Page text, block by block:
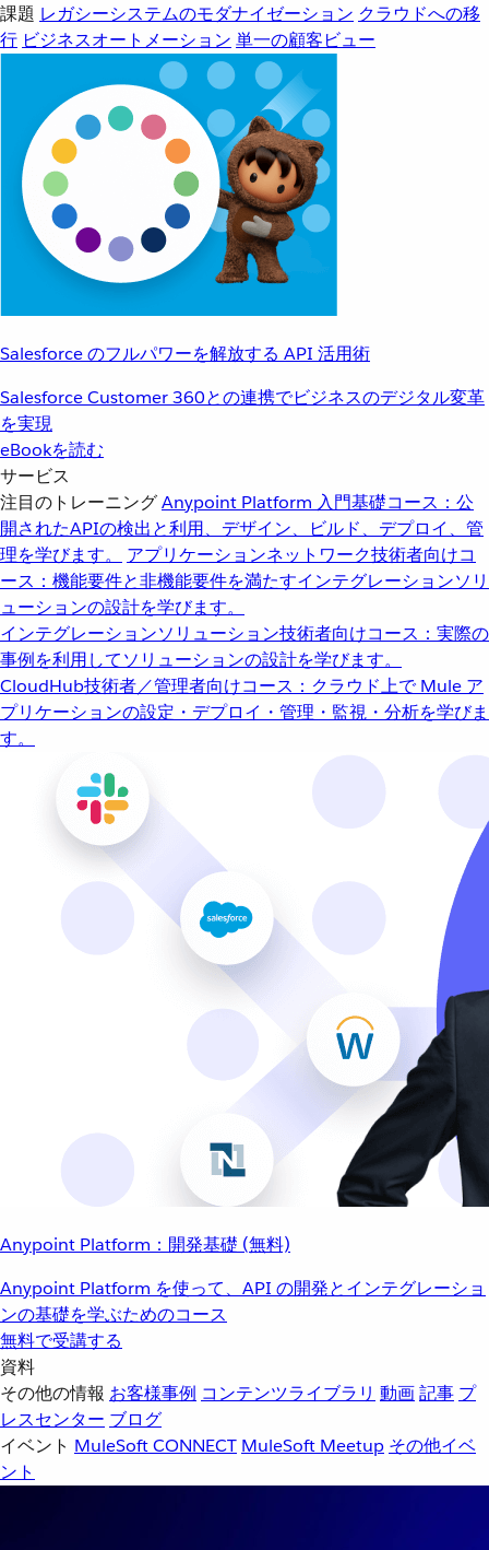
課題 レガシーシステムのモダナイゼーション クラウドへの移
行 ビジネスオートメーション 単一の顧客ビュー
Salesforce のフルパワーを解放する API 活用術
Salesforce Customer 360との連携でビジネスのデジタル変革
を実現
eBookを読む
サービス
注目のトレーニングAnypoint Platform 入門基礎コース：公
開されたAPIの検出と利用、デザイン、ビルド、デプロイ、管
理を学びます。
アプリケーションネットワーク技術者向けコ
ース：機能要件と非機能要件を満たすインテグレーションソリ
ューションの設計を学びます。
インテグレーションソリューション技術者向けコース：実際の
事例を利用してソリューションの設計を学びます。
CloudHub技術者／管理者向けコース：クラウド上で Mule ア
プリケーションの設定・デプロイ・管理・監視・分析を学びま
す。
Anypoint Platform：開発基礎 (無料)
Anypoint Platform を使って、API の開発とインテグレーショ
ンの基礎を学ぶためのコース
無料で受講する
資料
その他の情報 お客様事例 コンテンツライブラリ 動画記事 プ
レスセンター ブログ
イベント MuleSoft CONNECT MuleSoft Meetup その他イベ
ント